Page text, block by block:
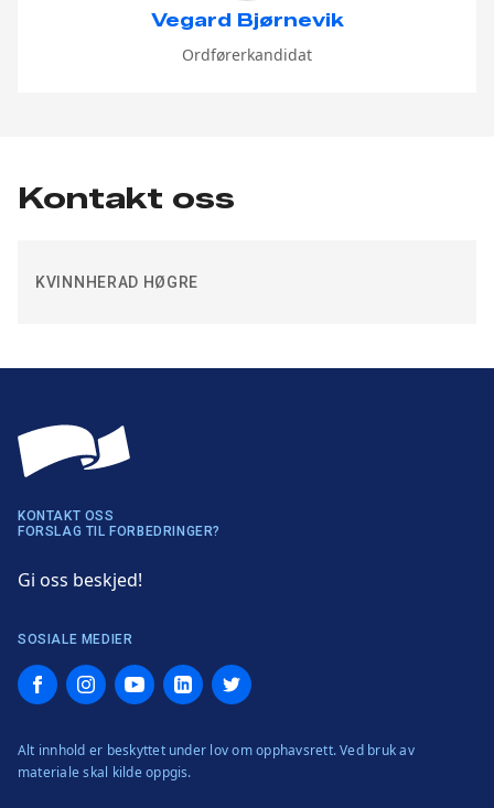
Vegard Bjørnevik
Ordførerkandidat
Kontakt oss
KVINNHERAD HØGRE
KONTAKT OSS
FORSLAG TIL FORBEDRINGER?
Gi oss beskjed!
SOSIALE MEDIER
FacebookInstagramYouTubeLinkedInTwitter
Alt innhold er beskyttet under lov om opphavsrett. Ved bruk av
materiale skal kilde oppgis.